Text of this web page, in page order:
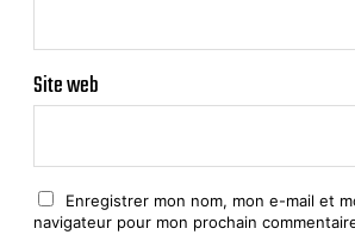
Site web
Enregistrer mon nom, mon e-mail et
navigateur pour mon prochain